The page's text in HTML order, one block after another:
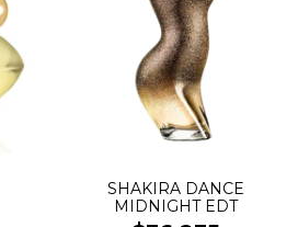
SHAKIRA DANCE
MIDNIGHT EDT